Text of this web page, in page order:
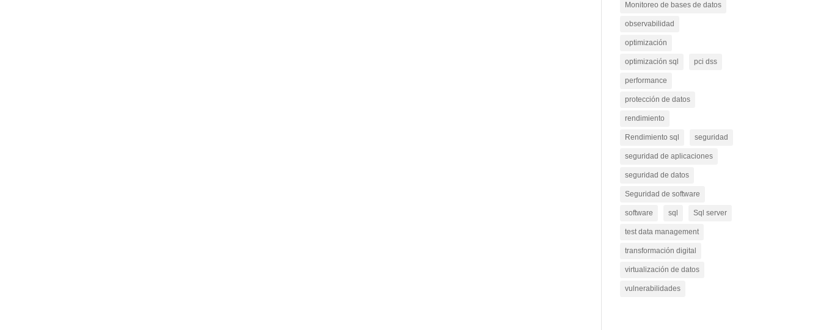
Monitoreo de bases de datos
observabilidad
optimización
optimización sql pci dss
performance
protección de datos
rendimiento
Rendimiento sql seguridad
seguridad de aplicaciones
seguridad de datos
Seguridad de software
software sql Sql server
test data management
transformación digital
virtualización de datos
vulnerabilidades